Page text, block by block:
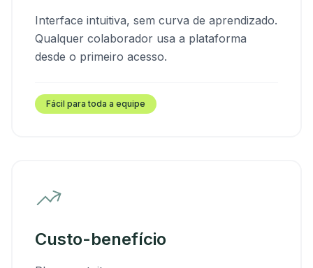
Interface intuitiva, sem curva de aprendizado.
Qualquer colaborador usa a plataforma
desde o primeiro acesso.
Fácil para toda a equipe
Custo-benefício